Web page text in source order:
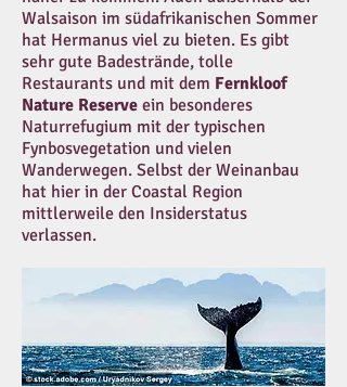
Walsaison im südafrikanischen Sommer
hat Hermanus viel zu bieten. Es gibt
sehr gute Badestrände, tolle
Restaurants und mit dem Fernkloof
Nature Reserve ein besonderes
Naturrefugium mit der typischen
Fynbosvegetation und vielen
Wanderwegen. Selbst der Weinanbau
hat hier in der Coastal Region
mittlerweile den Insiderstatus
verlassen.